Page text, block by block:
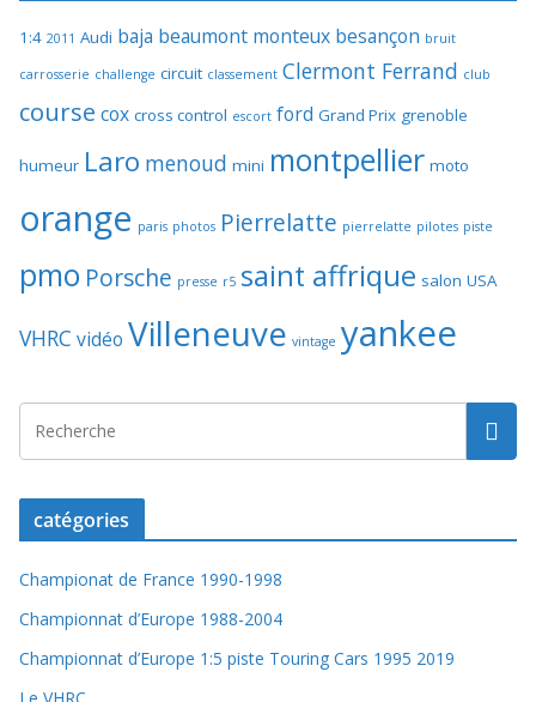
1:4 2011 Audi baja beaumont monteux besançon bruit
carrosserie challenge circuit classement Clermont Ferrand club
course cox cross control escort ford Grand Prix grenoble
humeur Laro menoud mini montpellier moto
orange paris photos Pierrelatte pierrelatte pilotes piste
pmo Porsche presse r5 saint affrique salon USA
VHRC vidéo Villeneuve vintage yankee
catégories
Championat de France 1990-1998
Championnat d’Europe 1988-2004
Championnat d’Europe 1:5 piste Touring Cars 1995 2019